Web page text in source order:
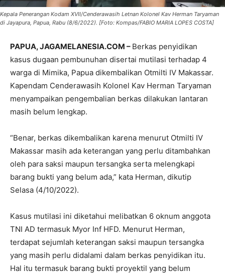
Kepala Penerangan Kodam XVII/Cenderawasih Letnan Kolonel Kav Herman Taryaman
di Jayapura, Papua, Rabu (8/6/2022). [Foto: Kompas/FABIO MARIA LOPES COSTA]
PAPUA, JAGAMELANESIA.COM – Berkas penyidikan
kasus dugaan pembunuhan disertai mutilasi terhadap 4
warga di Mimika, Papua dikembalikan Otmilti IV Makassar.
Kapendam Cenderawasih Kolonel Kav Herman Taryaman
menyampaikan pengembalian berkas dilakukan lantaran
masih belum lengkap.
“Benar, berkas dikembalikan karena menurut Otmilti IV
Makassar masih ada keterangan yang perlu ditambahkan
oleh para saksi maupun tersangka serta melengkapi
barang bukti yang belum ada,” kata Herman, dikutip
Selasa (4/10/2022).
Kasus mutilasi ini diketahui melibatkan 6 oknum anggota
TNI AD termasuk Myor Inf HFD. Menurut Herman,
terdapat sejumlah keterangan saksi maupun tersangka
yang masih perlu didalami dalam berkas penyidikan itu.
Hal itu termasuk barang bukti proyektil yang belum